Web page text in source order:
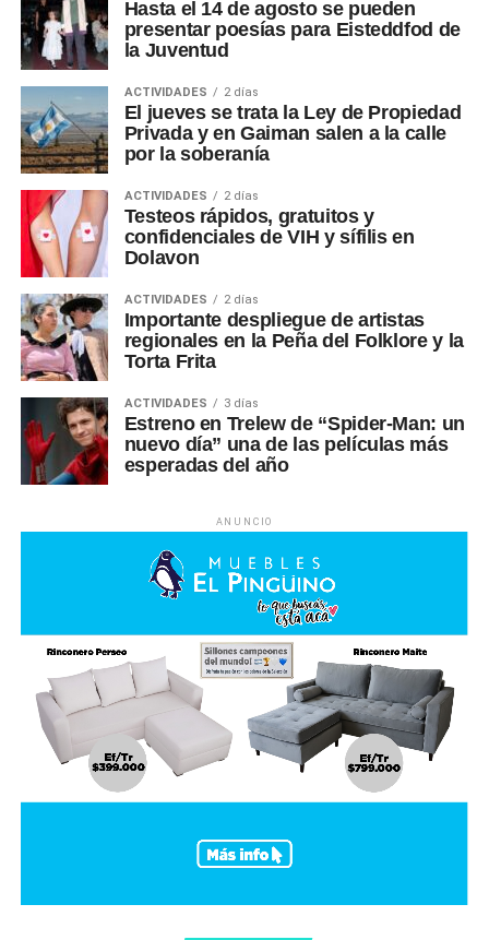
Hasta el 14 de agosto se pueden
presentar poesías para Eisteddfod de
la Juventud
ACTIVIDADES 2 días
El jueves se trata la Ley de Propiedad
Privada y en Gaiman salen a la calle
por la soberanía
ACTIVIDADES 2 días
Testeos rápidos, gratuitos y
confidenciales de VIH y sífilis en
Dolavon
ACTIVIDADES 2 días
Importante despliegue de artistas
regionales en la Peña del Folklore y la
Torta Frita
ACTIVIDADES 3 días
Estreno en Trelew de “Spider-Man: un
nuevo día” una de las películas más
esperadas del año
ANUNCIO